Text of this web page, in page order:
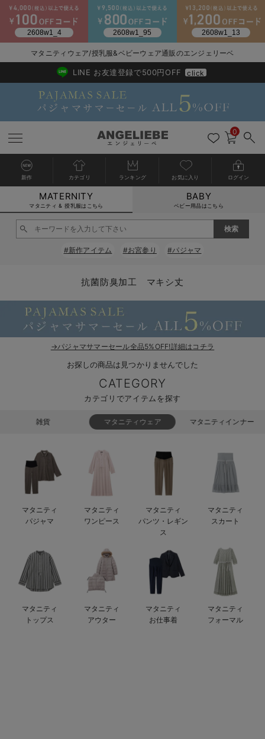
マタニティウェア全て
マタニティ ワンピース
マタニティ トップス
マタニティ アウター（コート）・ママコート
マタニティ 下着・インナー全て
授乳ブラ・マタニティブラ（マタニティインナー・産後用品）
マタニティ 授乳 キャミソール
産褥ショーツ
骨盤・マタニティベルト （妊娠中・産後）
マタニティ 腹巻き
授乳服全て
マタニティ フォーマル全て
マタニティ スーツ
マタニティ フォーマル パンツ・ボトムス
授乳用品全て
妊婦用 抱き枕・授乳クッション
マタニティレッグウェア全て
マタニティストッキング・タイツ
マタニティ ボディケア全て
アウトレット全て
【アウトレット】ワンピース
【アウトレット】パジャマ
【アウトレット】インナー
【アウトレット】ベビー
特集全て
コットン素材
ブラトップ
快適機能ウェア特集 トップス
快適機能ウェア特集 ボトムス
快適機能ウェア特集 パジャマ
安心の日本製。先輩ママが買ってよかった！本当に必要な出産準備品
ハレの日に着るANGELIEBEのセレモニー
買って正解！高評価レビューアイテム
再入荷全て
再入荷｜インナー
戻る
送料無料アイテム全て
ワンピース
スカート
パジャマ
インナー
ベビー
戻る
ブラキャミ おまとめ
MAX55%OFF ブラックフ
戻る
【37周年祭セール】
【37周年祭セール】
戻る
気温差別オススメア
【15℃】3月下旬～
戻る
動きやすく着回しで
戻る
強撚スムース(コスパ
戻る
マタニティウェア
【おまとめ割】パジ
戻る
こだわりの履き心地
カジュアル
オフィス
戻る
ジャケット派
きれいめ美脚パンツ派
ツィード派
王道シンプル派
戻る
出産準備応援割全て
マタニティパジャマ
戻る
【オフィスカジュア
戻る
レギンスタイプ
戻る
【フォーマル】ワン
戻る
【ベビー】長袖
戻る
ハンカチ
短肌着
セット
戻る
快適ウェア10%OFF
快適ウェア10%OFF
戻る
春のマタニティワン
セットアップ・ レイ
ジャンパースカート/
ワーク・オフィス
カジュアル
あったかアイテム｜
戻る
Gift Selection 出産
〜3,000円（税込）
10,001円（税込）〜
女の子におススメの
男の子におススメの
もらって嬉しいギフト
何枚あっても嬉しい
長く使えるアイテム
お部屋映えアイテム
戻る
冬の冷え対策インナ
薄くてあったか
保温&リカバリー
レギンス・タイツ
カップ付きインナー
裏起毛素材
戻る
入院準備の持ち物チ
入院してすぐ使うグ
戻る
冬のあったか特集全て
【冬のあったか特集
【冬のあったか特集
マタニティウェア/授乳服&ベビーウェア通販のエンジェリーベ
2026/NewArrival
送料495円(一部地域を除く) 7,700円以上で送料無料
LINE お友達登録で500円OFF click
0
新作 カテゴリ ランキング お気に入り ログイン
MATERNITY
マタニティ & 授乳服はこちら
BABY
ベビー用品はこちら
#新作アイテム #お宮参り #パジャマ
抗菌防臭加工 マキシ丈
→パジャマサマーセール全品5%OFF!詳細はコチラ
お探しの商品は見つかりませんでした
CATEGORY
カテゴリでアイテムを探す
雑貨 マタニティウェア マタニティインナー
マタニティ
パジャマ
マタニティ
ワンピース
マタニティ
パンツ・レギン
ス
マタニティ
スカート
マタニティ
トップス
マタニティ
アウター
マタニティ
お仕事着
マタニティ
フォーマル
カートに入れる
閉じる